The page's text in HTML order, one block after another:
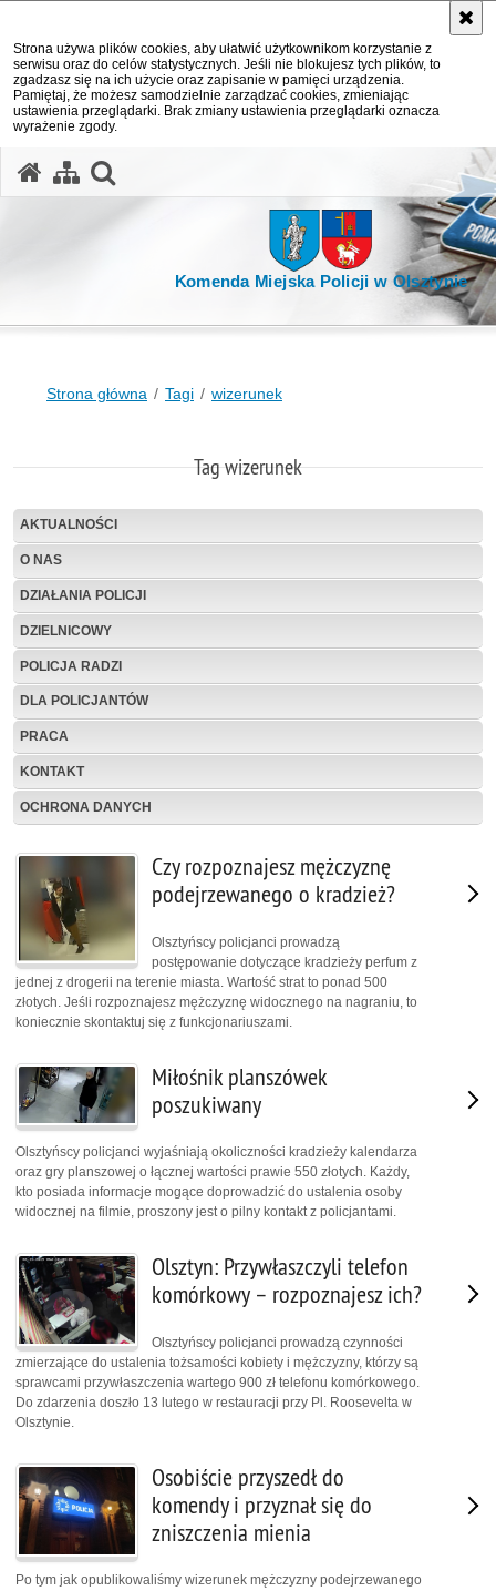
Strona używa plików cookies, aby ułatwić użytkownikom korzystanie z
serwisu oraz do celów statystycznych. Jeśli nie blokujesz tych plików, to
zgadzasz się na ich użycie oraz zapisanie w pamięci urządzenia.
Pamiętaj, że możesz samodzielnie zarządzać cookies, zmieniając
ustawienia przeglądarki. Brak zmiany ustawienia przeglądarki oznacza
wyrażenie zgody.
Komenda Miejska Policji w Olsztynie
Strona główna Tagi wizerunek
Tag wizerunek
AKTUALNOŚCI
O NAS
DZIAŁANIA POLICJI
DZIELNICOWY
POLICJA RADZI
DLA POLICJANTÓW
PRACA
KONTAKT
OCHRONA DANYCH
Czy rozpoznajesz mężczyznę
podejrzewanego o kradzież?
Olsztyńscy policjanci prowadzą
postępowanie dotyczące kradzieży perfum z
jednej z drogerii na terenie miasta. Wartość strat to ponad 500
złotych. Jeśli rozpoznajesz mężczyznę widocznego na nagraniu, to
koniecznie skontaktuj się z funkcjonariuszami.
Miłośnik planszówek
poszukiwany
Olsztyńscy policjanci wyjaśniają okoliczności kradzieży kalendarza
oraz gry planszowej o łącznej wartości prawie 550 złotych. Każdy,
kto posiada informacje mogące doprowadzić do ustalenia osoby
widocznej na filmie, proszony jest o pilny kontakt z policjantami.
Olsztyn: Przywłaszczyli telefon
komórkowy – rozpoznajesz ich?
Olsztyńscy policjanci prowadzą czynności
zmierzające do ustalenia tożsamości kobiety i mężczyzny, którzy są
sprawcami przywłaszczenia wartego 900 zł telefonu komórkowego.
Do zdarzenia doszło 13 lutego w restauracji przy Pl. Roosevelta w
Olsztynie.
Osobiście przyszedł do
komendy i przyznał się do
zniszczenia mienia
Po tym jak opublikowaliśmy wizerunek mężczyzny podejrzewanego